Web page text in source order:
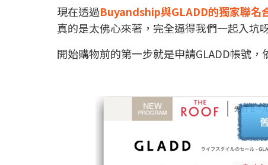
現在透過Buyandship與GLADD的獨家聯名
真的是太佛心來著，完全逼得我們一起入坑
開始購物前的第一步就是申請GLADD帳號